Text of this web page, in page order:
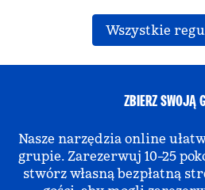
Wszystkie
ZBIERZ SWOJĄ
Nasze narzędzia online
grupie. Zarezerwuj 10–25
stwórz własną bezpłatną